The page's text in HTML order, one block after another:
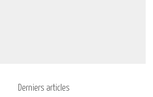
Derniers articles